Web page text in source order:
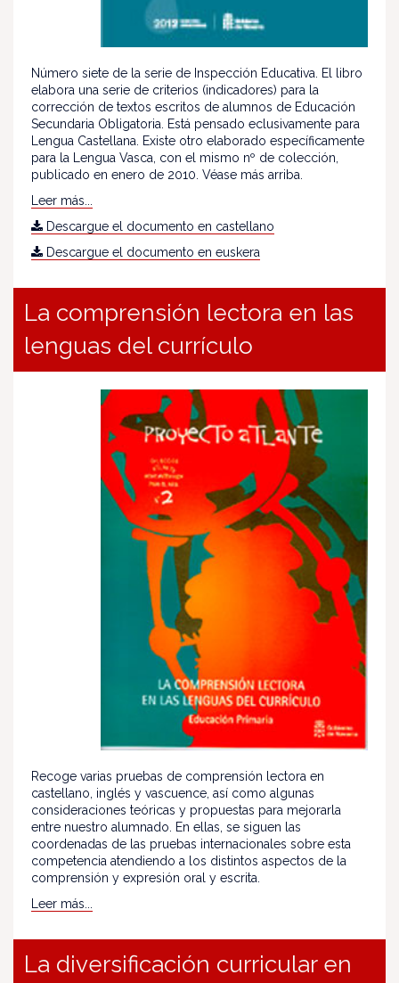
Número siete de la serie de Inspección Educativa. El libro
elabora una serie de criterios (indicadores) para la
corrección de textos escritos de alumnos de Educación
Secundaria Obligatoria. Está pensado eclusivamente para
Lengua Castellana. Existe otro elaborado específicamente
para la Lengua Vasca, con el mismo nº de colección,
publicado en enero de 2010. Véase más arriba.
Leer más...
Descargue el documento en castellano
Descargue el documento en euskera
La comprensión lectora en las
lenguas del currículo
Recoge varias pruebas de comprensión lectora en
castellano, inglés y vascuence, así como algunas
consideraciones teóricas y propuestas para mejorarla
entre nuestro alumnado. En ellas, se siguen las
coordenadas de las pruebas internacionales sobre esta
competencia atendiendo a los distintos aspectos de la
comprensión y expresión oral y escrita.
Leer más...
La diversificación curricular en